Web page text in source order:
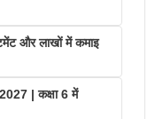
और लाखों में कमाइ
2027 | कक्षा 6 में